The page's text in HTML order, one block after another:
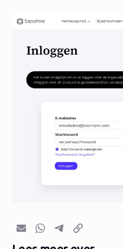
E-mailWhatsapp
TelegramKopieer link